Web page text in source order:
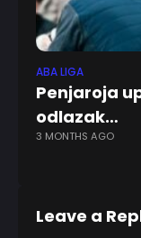
ABA LIGA
Penjaroja
odlazak…
3 MONTHS AGO
Leave a